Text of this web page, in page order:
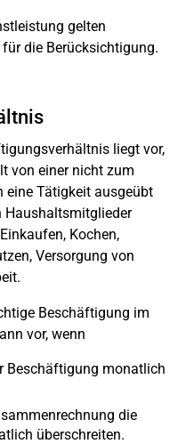
gelten
die Berücksichtigung.
liegt vor,
von einer nicht zum
eine Tätigkeit ausgeübt
Haushaltsmitglieder
Kochen,
Versorgung von
Beschäftigung im
vor, wenn
Beschäftigung monatlich
die
überschreiten.